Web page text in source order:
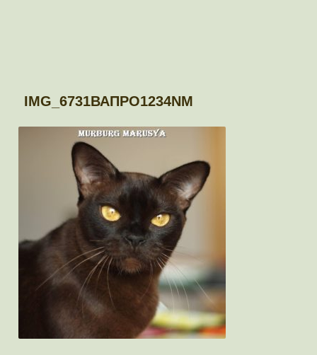
IMG_6731ВАПРО1234NM